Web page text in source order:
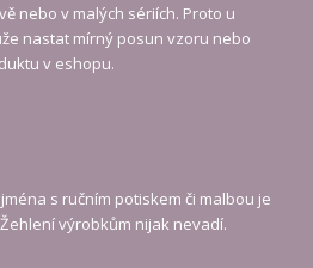
nebo v malých sériích. Proto u
nastat mírný posun vzoru nebo
v eshopu.
s ručním potiskem či malbou je
výrobkům nijak nevadí.